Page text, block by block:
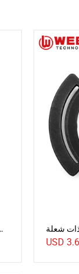
شعلة
واحدة
USD